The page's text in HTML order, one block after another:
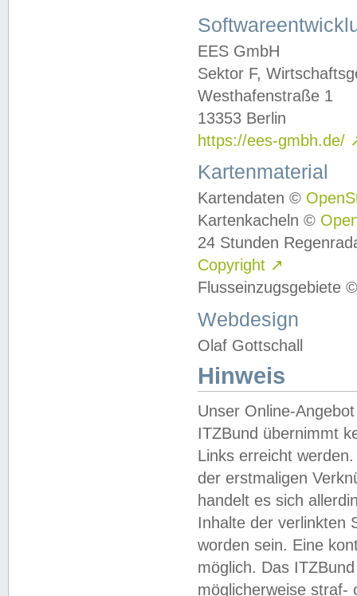
EES GmbH
Sektor F,
Westhafenstraße 1
13353 Berlin
https://ees-gmbh.de/
Kartenmaterial
Kartendaten ©
Kartenkacheln ©
24 Stunden
Copyright ↗
Flusseinzugsgebiete
Webdesign
Olaf Gottschall
Hinweis
Unser Online-
ITZBund übernimmt
Links erreicht
der erstmaligen
handelt es sich
Inhalte der verlinkten
worden sein. Eine
möglich. Das
möglicherweise straf-